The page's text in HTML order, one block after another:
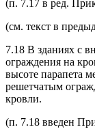
(п. 7.17 в ред.
(см. текст в
7.18 В зданиях с
ограждения на
высоте парапета
решетчатым
кровли.
(п. 7.18 введен